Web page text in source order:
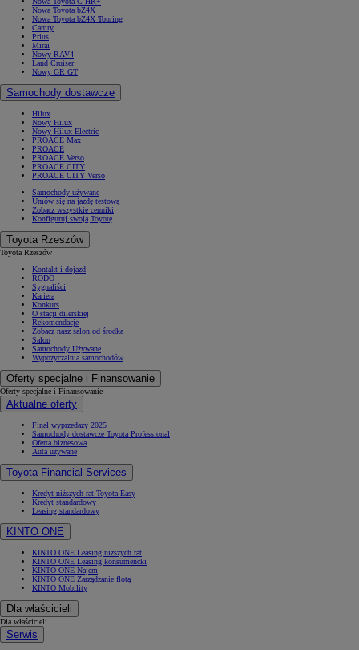
Nowa Toyota bZ4X
Nowa Toyota bZ4X Touring
Camry
Prius
Mirai
Nowy RAV4
Land Cruiser
Nowy GR GT
Samochody dostawcze
Hilux
Nowy Hilux
Nowy Hilux Electric
PROACE Max
PROACE
PROACE Verso
PROACE CITY
PROACE CITY Verso
Samochody używane
Umów się na jazdę testową
Zobacz wszystkie cenniki
Konfiguruj swoją Toyotę
Toyota Rzeszów
Toyota Rzeszów
Kontakt i dojazd
RODO
Sygnaliści
Kariera
Konkurs
O stacji dilerskiej
Rekomendacje
Zobacz nasz salon od środka
Salon
Samochody Używane
Wypożyczalnia samochodów
Oferty specjalne i Finansowanie
Oferty specjalne i Finansowanie
Aktualne oferty
Finał wyprzedaży 2025
Samochody dostawcze Toyota Professional
Oferta biznesowa
Auta używane
Toyota Financial Services
Kredyt niższych rat Toyota Easy
Kredyt standardowy
Leasing standardowy
KINTO ONE
KINTO ONE Leasing niższych rat
KINTO ONE Leasing konsumencki
KINTO ONE Najem
KINTO ONE Zarządzanie flotą
KINTO Mobility
Dla właścicieli
Dla właścicieli
Serwis